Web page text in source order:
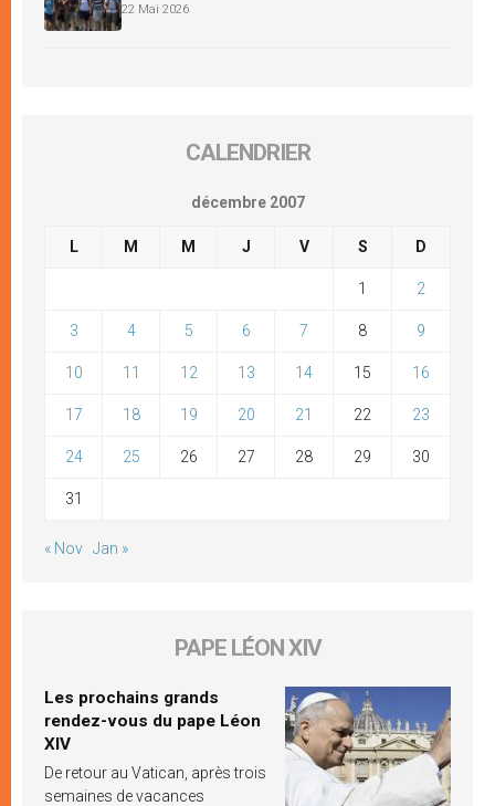
22 Mai 2026
CALENDRIER
décembre 2007
L M M J V S D
1 2
3 4 5 6 7 8 9
10 11 12 13 14 15 16
17 18 19 20 21 22 23
24 25 26 27 28 29 30
31
« Nov Jan »
PAPE LÉON XIV
Les prochains grands
rendez-vous du pape Léon
XIV
De retour au Vatican, après trois
semaines de vacances